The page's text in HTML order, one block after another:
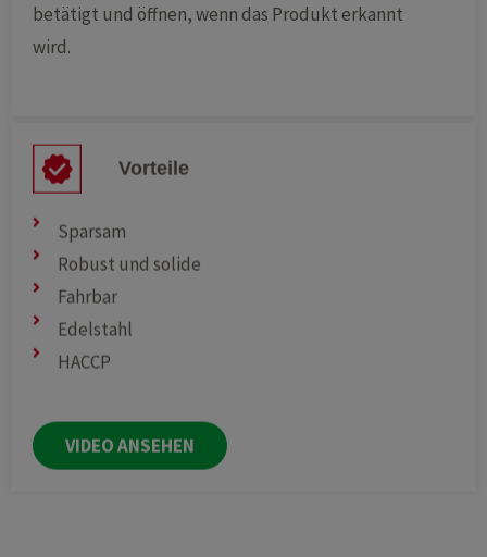
betätigt und öffnen, wenn das Produkt erkannt
wird.
Vorteile
Sparsam
Robust und solide
Fahrbar
Edelstahl
HACCP
VIDEO ANSEHEN